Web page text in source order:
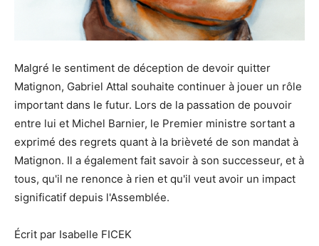
Malgré le sentiment de déception de devoir quitter
Matignon, Gabriel Attal souhaite continuer à jouer un rôle
important dans le futur. Lors de la passation de pouvoir
entre lui et Michel Barnier, le Premier ministre sortant a
exprimé des regrets quant à la brièveté de son mandat à
Matignon. Il a également fait savoir à son successeur, et à
tous, qu'il ne renonce à rien et qu'il veut avoir un impact
significatif depuis l'Assemblée.
Écrit par Isabelle FICEK